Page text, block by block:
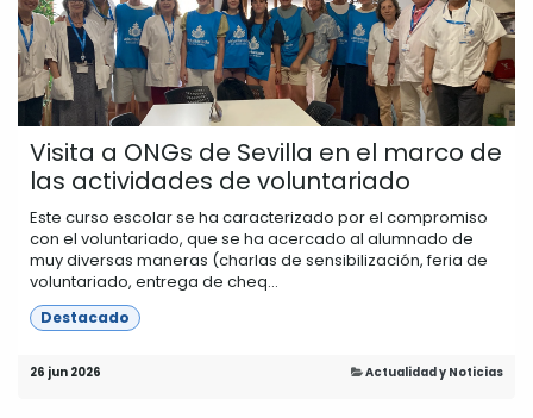
Visita a ONGs de Sevilla en el marco de
las actividades de voluntariado
Este curso escolar se ha caracterizado por el compromiso
con el voluntariado, que se ha acercado al alumnado de
muy diversas maneras (charlas de sensibilización, feria de
voluntariado, entrega de cheq...
Destacado
26 jun 2026 Actualidad y Noticias